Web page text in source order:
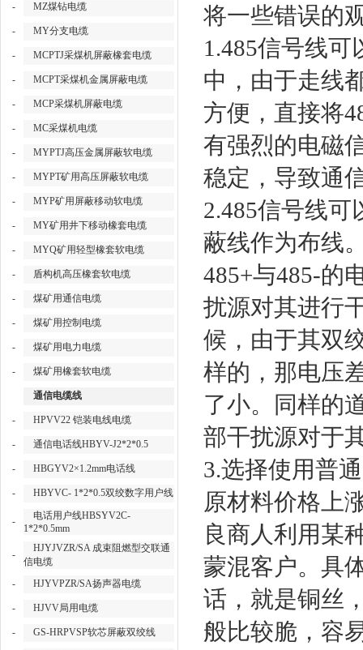
- MZ煤钻电缆
- MY分支电缆
- MCPTJ采煤机屏蔽橡套电缆
- MCPT采煤机金属屏蔽电缆
- MCP采煤机屏蔽电缆
- MC采煤机电缆
- MYPTJ高压金属屏蔽软电缆
- MYPT矿用高压屏蔽软电缆
- MYP矿用屏蔽移动软电缆
- MY矿用井下移动橡套电缆
- MYQ矿用轻型橡套软电缆
- 盾构机高压橡套软电缆
- 煤矿用通信电缆
- 煤矿用控制电缆
- 煤矿用电力电缆
- 煤矿用橡套软电缆
通信电缆线
- HPVV22 铠装电线电缆
- 通信电话线HBYV-J2*2*0.5
- HBGYV2×1.2mm电话线
- HBYVC- 1*2*0.5双绞数字用户线
-
电话用户线HBSYV2C-
1*2*0.5mm
-
HJYJVZR/SA 成束阻燃型交联通
信电缆
-
HJYVPZR/SA扬声器电缆
- HJVV局用电缆
- GS-HRPVSP软芯屏蔽双绞线
将一些错误的
1.485信号线
中，由于走线
方便，直接将
有强烈的电磁
稳定，导致通
2.485信号线
蔽线作为布线
485+与485-的
扰源对其进行
候，由于其双
样的，那电压
了小。同样的
部干扰源对于
3.选择使用普
原材料价格上
良商人利用某
蒙混客户。具
话，就是铜丝
般比较脆，容